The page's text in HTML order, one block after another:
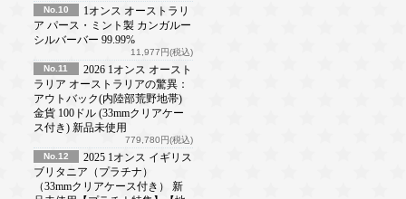
No.10
1オンス オーストラリ
ア パース・ミント製 カンガルー
シルバーバー 99.99%
11,977円(税込)
No.11
2026 1オンス オースト
ラリア オーストラリアの驚異：
アウトバック(内陸部荒野地帯)
金貨 100ドル (33mmクリアケー
ス付き) 新品未使用
779,780円(税込)
No.12
2025 1オンス イギリス
ブリタニア（プラチナ）
（33mmクリアケース付き） 新